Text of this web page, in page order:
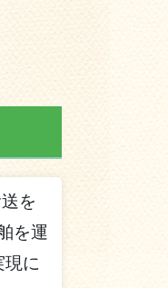
を
を運
現に